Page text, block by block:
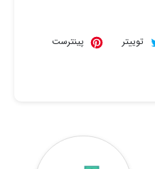
توییتر
پینترست